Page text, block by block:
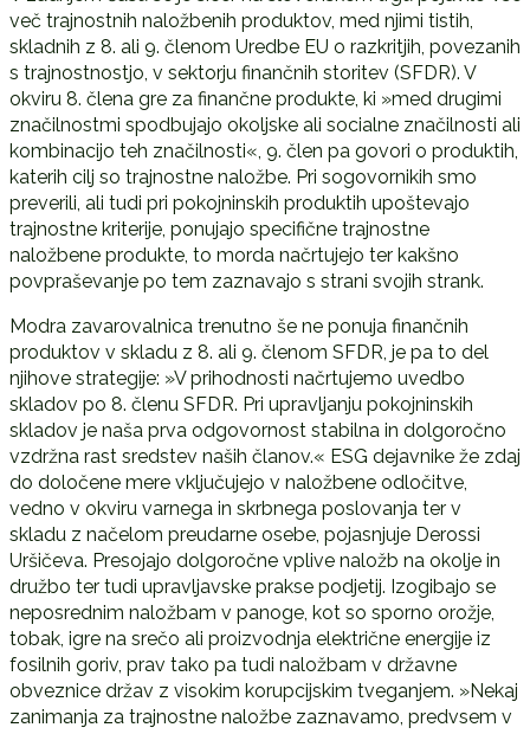
več trajnostnih naložbenih produktov, med njimi tistih,
skladnih z 8. ali 9. členom Uredbe EU o razkritjih, povezanih
s trajnostnostjo, v sektorju finančnih storitev (SFDR). V
okviru 8. člena gre za finančne produkte, ki »med drugimi
značilnostmi spodbujajo okoljske ali socialne značilnosti ali
kombinacijo teh značilnosti«, 9. člen pa govori o produktih,
katerih cilj so trajnostne naložbe. Pri sogovornikih smo
preverili, ali tudi pri pokojninskih produktih upoštevajo
trajnostne kriterije, ponujajo specifične trajnostne
naložbene produkte, to morda načrtujejo ter kakšno
povpraševanje po tem zaznavajo s strani svojih strank.
Modra zavarovalnica trenutno še ne ponuja finančnih
produktov v skladu z 8. ali 9. členom SFDR, je pa to del
njihove strategije: »V prihodnosti načrtujemo uvedbo
skladov po 8. členu SFDR. Pri upravljanju pokojninskih
skladov je naša prva odgovornost stabilna in dolgoročno
vzdržna rast sredstev naših članov.« ESG dejavnike že zdaj
do določene mere vključujejo v naložbene odločitve,
vedno v okviru varnega in skrbnega poslovanja ter v
skladu z načelom preudarne osebe, pojasnjuje Derossi
Uršičeva. Presojajo dolgoročne vplive naložb na okolje in
družbo ter tudi upravljavske prakse podjetij. Izogibajo se
neposrednim naložbam v panoge, kot so sporno orožje,
tobak, igre na srečo ali proizvodnja električne energije iz
fosilnih goriv, prav tako pa tudi naložbam v državne
obveznice držav z visokim korupcijskim tveganjem. »Nekaj
zanimanja za trajnostne naložbe zaznavamo, predvsem v